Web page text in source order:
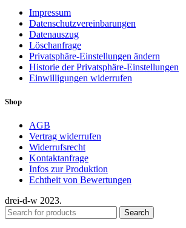
Impressum
Datenschutzvereinbarungen
Datenauszug
Löschanfrage
Privatsphäre-Einstellungen ändern
Historie der Privatsphäre-Einstellungen
Einwilligungen widerrufen
Shop
AGB
Vertrag widerrufen
Widerrufsrecht
Kontaktanfrage
Infos zur Produktion
Echtheit von Bewertungen
drei-d-w 2023.
Search